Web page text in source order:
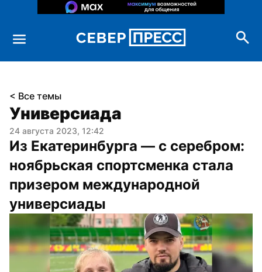
< Все темы
Универсиада
24 августа 2023, 12:42
Из Екатеринбурга — с серебром:
ноябрьская спортсменка стала
призером международной
универсиады